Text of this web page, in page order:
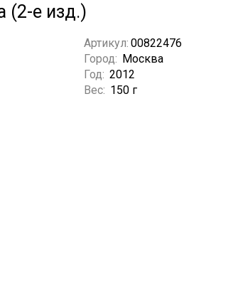
(2-е изд.)
Артикул: 00822476
Город: Москва
Год: 2012
Вес: 150 г